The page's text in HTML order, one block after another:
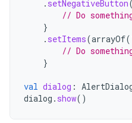
. setNegativeButton(
// Do
}
. setItems(arrayOf(
// Do
}
val dialog :
dialog . show()